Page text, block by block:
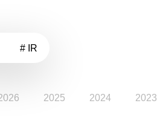
# IR
2025 2024 2023